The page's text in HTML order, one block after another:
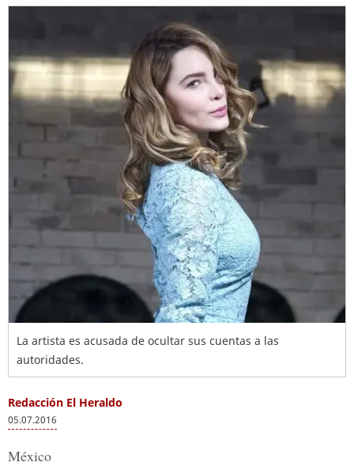
La artista es acusada de ocultar sus cuentas a las
autoridades.
Redacción El Heraldo
05.07.2016
México